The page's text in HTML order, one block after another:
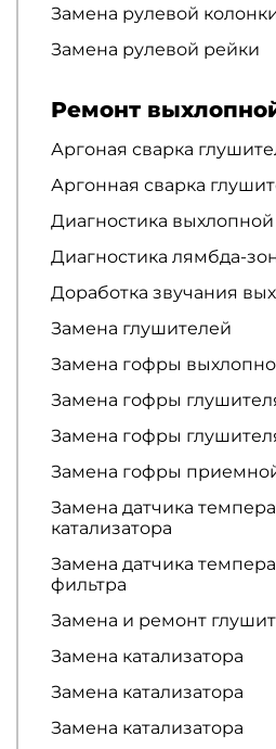
Замена рулевой
Замена рулевой рейки
Ремонт
Аргоная сварка
Аргонная сварка
Диагностика
Диагностика лямбда-
Доработка звучания
Замена глушителей
Замена гофры
Замена гофры
Замена гофры
Замена гофры
Замена датчика
катализатора
Замена датчика
фильтра
Замена и ремонт
Замена катализатора
Замена катализатора
Замена катализатора